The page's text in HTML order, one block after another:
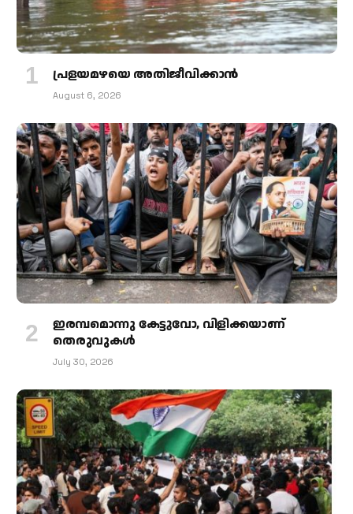
പ്രളയമഴയെ അതിജീവിക്കാന്‍
August 6, 2026
ഇരമ്പമൊന്നു കേട്ടുവോ, വിളിക്കയാണ്
തെരുവുകള്‍
July 30, 2026